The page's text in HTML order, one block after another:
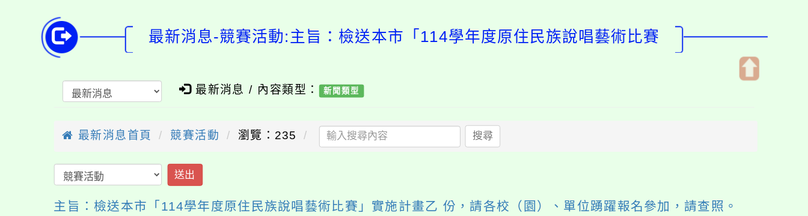
最新消息-競賽活動:主旨：檢送本市「114學年度原住民族說唱藝術比賽
最新消息 / 內容類型： 新聞類型
最新消息首頁 競賽活動 瀏覽：235 搜尋
送出
主旨：檢送本市「114學年度原住民族說唱藝術比賽」實施計畫乙 份，請各校（園）、單位踴躍報名參加，請查照。